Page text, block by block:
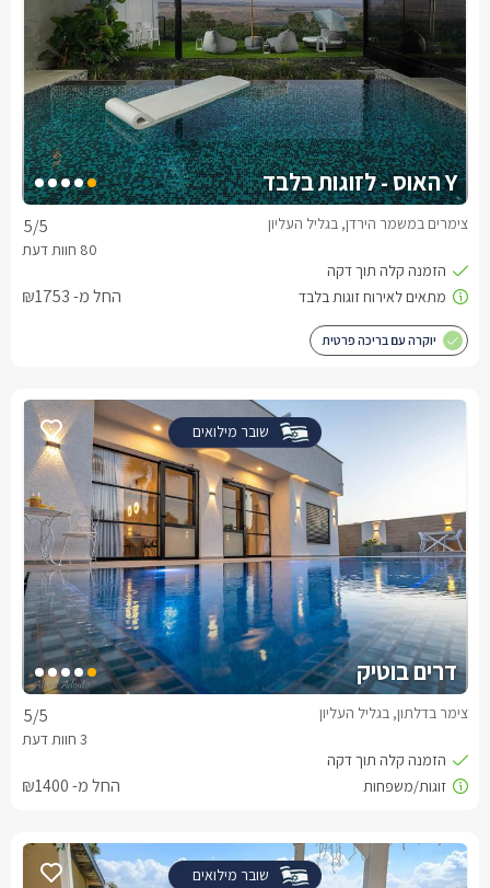
Y האוס - לזוגות בלבד
5/5 צימרים במשמר הירדן, בגליל העליון
החל מ- ₪1753
יוקרה עם בריכה פרטית
שובר מילואים
דרים בוטיק
5/5 צימר בדלתון, בגליל העליון
החל מ- ₪1400
שובר מילואים